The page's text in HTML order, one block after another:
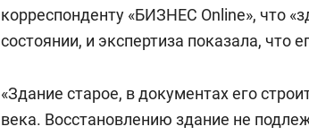
корреспонденту «БИЗНЕС Online», что
состоянии, и экспертиза показала, что
«Здание старое, в документах его
века. Восстановлению здание не